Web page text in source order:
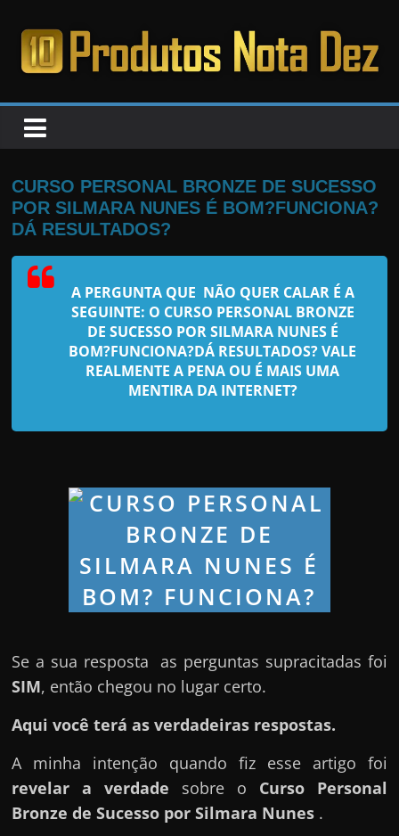
para
conteúdo
PRODUTOS
NOTA
DEZ
C
a
e
m
q
u
e
CURSO PERSONAL BRONZE DE SUCESSO
POR SILMARA NUNES É BOM?FUNCIONA?
DÁ RESULTADOS?
A PERGUNTA QUE NÃO QUER CALAR É A
SEGUINTE: O CURSO PERSONAL BRONZE
DE SUCESSO POR SILMARA NUNES É
BOM?FUNCIONA?DÁ RESULTADOS? VALE
REALMENTE A PENA OU É MAIS UMA
MENTIRA DA INTERNET?
Se a sua resposta as perguntas supracitadas foi
SIM, então chegou no lugar certo.
Aqui você terá as verdadeiras respostas.
A minha intenção quando fiz esse artigo foi
revelar a verdade sobre o Curso Personal
Bronze de Sucesso por Silmara Nunes .